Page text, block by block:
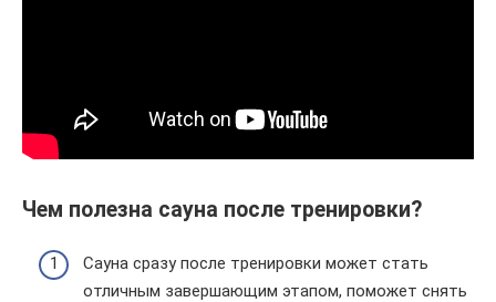
Чем полезна сауна после тренировки?
Сауна сразу после тренировки может стать
отличным завершающим этапом, поможет снять